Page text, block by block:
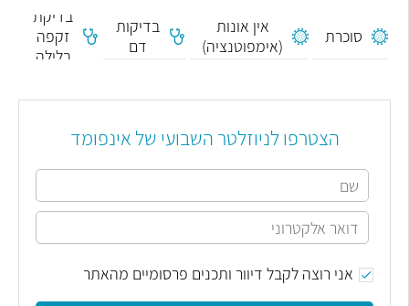
סוכרת
אין אונות
(אימפוטנציה)
בדיקות
דם
בדיקת
זקפה
בלילה
הצטרפו לניוזלטר השבועי של אינפומד
אני רוצה לקבל דיוור ותכנים פרסומיים מהאתר